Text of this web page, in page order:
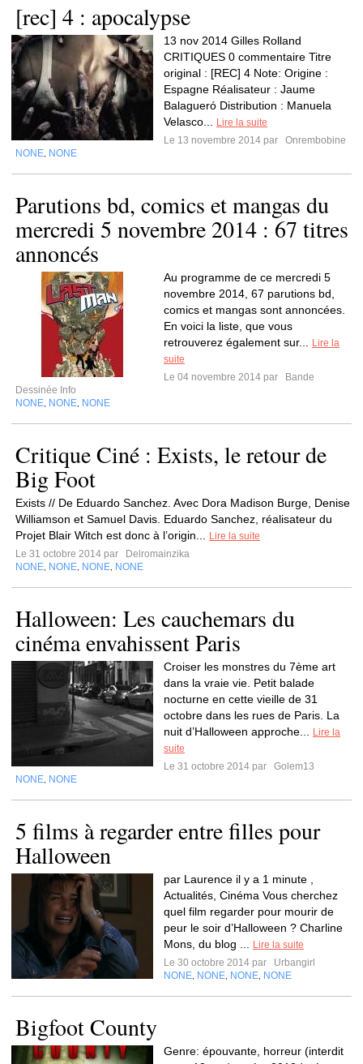
[rec] 4 : apocalypse
13 nov 2014 Gilles Rolland
CRITIQUES 0 commentaire Titre
original : [REC] 4 Note: Origine :
Espagne Réalisateur : Jaume
Balagueró Distribution : Manuela
Velasco...
Lire la suite
Le 13 novembre 2014 par
Onrembobine
NONE NONE
Parutions bd, comics et mangas du
mercredi 5 novembre 2014 : 67 titres
annoncés
Au programme de ce mercredi 5
novembre 2014, 67 parutions bd,
comics et mangas sont annoncées.
En voici la liste, que vous
retrouverez également sur...
Lire la
suite
Le 04 novembre 2014 par
Bande
Dessinée Info
NONE NONE NONE
Critique Ciné : Exists, le retour de
Big Foot
Exists // De Eduardo Sanchez. Avec Dora Madison Burge, Denise
Williamson et Samuel Davis. Eduardo Sanchez, réalisateur du
Projet Blair Witch est donc à l’origin...
Lire la suite
Le 31 octobre 2014 par
Delromainzika
NONE NONE NONE NONE
Halloween: Les cauchemars du
cinéma envahissent Paris
Croiser les monstres du 7ème art
dans la vraie vie. Petit balade
nocturne en cette vieille de 31
octobre dans les rues de Paris. La
nuit d’Halloween approche...
Lire la
suite
Le 31 octobre 2014 par
Golem13
NONE NONE
5 films à regarder entre filles pour
Halloween
par Laurence il y a 1 minute ,
Actualités, Cinéma Vous cherchez
quel film regarder pour mourir de
peur le soir d’Halloween ? Charline
Mons, du blog ...
Lire la suite
Le 30 octobre 2014 par
Urbangirl
NONE NONE NONE NONE
Bigfoot County
Genre: épouvante, horreur (interdit